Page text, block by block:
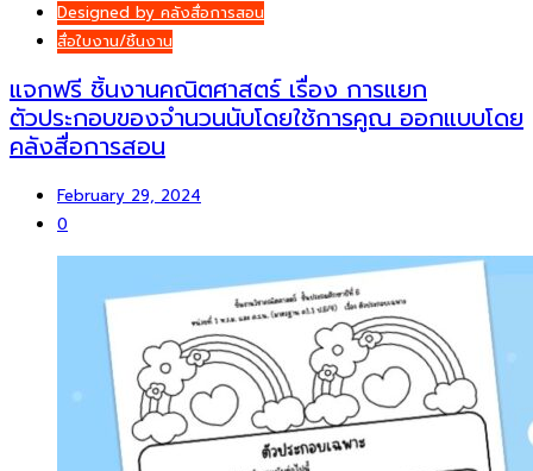
Designed by คลังสื่อการสอน
สื่อใบงาน/ชิ้นงาน
แจกฟรี ชิ้นงานคณิตศาสตร์ เรื่อง การแยก
ตัวประกอบของจำนวนนับโดยใช้การคูณ ออกแบบโดย
คลังสื่อการสอน
February 29, 2024
0